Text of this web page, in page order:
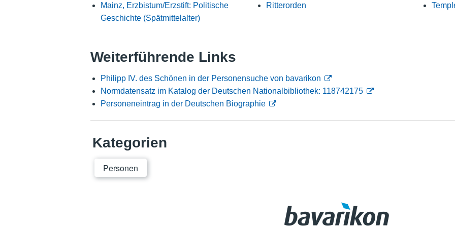
Mainz, Erzbistum/Erzstift: Politische
Geschichte (Spätmittelalter)
Ritterorden
Weiterführende Links
Philipp IV. des Schönen in der Personensuche von bavarikon
Normdatensatz im Katalog der Deutschen Nationalbibliothek: 118742175
Personeneintrag in der Deutschen Biographie
Kategorien
Personen